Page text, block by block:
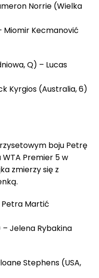
Norrie (Wielka
Miomir Kecmanović
Q) – Lucas
Kyrgios (Australia, 6)
boju Petrę
Premier 5 w
zmierzy się z
Petra Martić
– Jelena Rybakina
Stephens (USA,